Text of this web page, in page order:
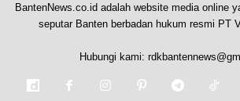
BantenNews.co.id adalah website media online
seputar Banten berbadan hukum resmi PT
Hubungi kami: